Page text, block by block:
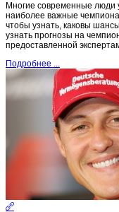
Многие современные люди
наиболее важные
чтобы узнать, каковы
узнать прогнозы на
предоставленной
Подробнее ...